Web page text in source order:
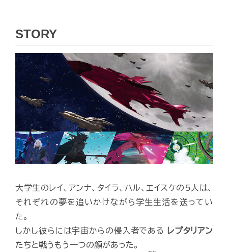
STORY
大学生のレイ、アンナ、タイラ、ハル、エイスケの5人は、
それぞれの夢を追いかけながら学生生活を送ってい
た。
しかし彼らには宇宙からの侵入者である
レプタリアン
たちと戦うもう一つの顔があった。